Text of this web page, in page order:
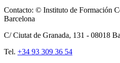
Contacto: © Instituto de Formación
Barcelona
C/ Ciutat de Granada, 131 - 08018
Tel. +34 93 309 36 54